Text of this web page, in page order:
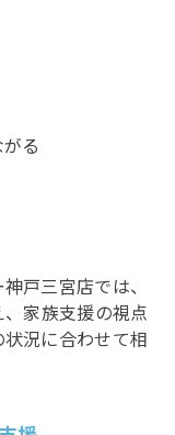
る
戸三宮店では、
家族支援の視点
況に合わせて相